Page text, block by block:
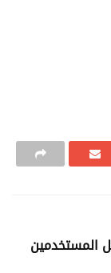
المستخدمين